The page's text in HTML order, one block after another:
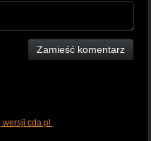
Zamieść komentarz
wersji cda.pl